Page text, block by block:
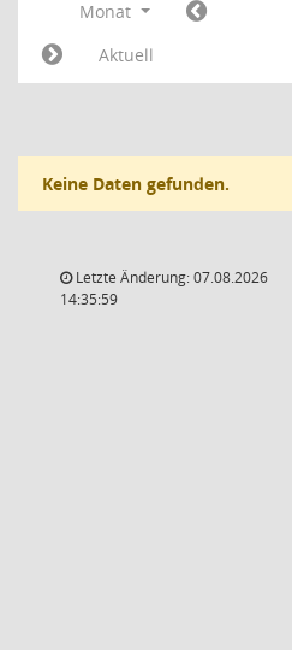
Monat
Aktuell
Keine Daten gefunden.
Letzte Änderung: 07.08.2026
14:35:59